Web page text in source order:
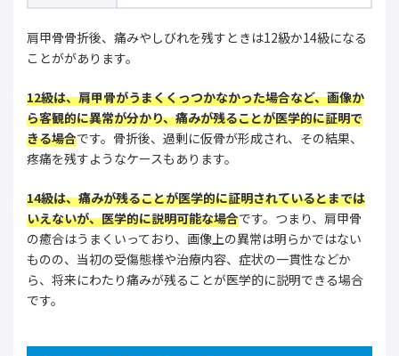
肩甲骨骨折後、痛みやしびれを残すときは12級か14級になる
ことががあります。
12級は、肩甲骨がうまくくっつかなかった場合など、画像か
ら客観的に異常が分かり、痛みが残ることが医学的に証明で
きる場合です。骨折後、過剰に仮骨が形成され、その結果、
疼痛を残すようなケースもあります。
14級は、痛みが残ることが医学的に証明されているとまでは
いえないが、医学的に説明可能な場合です。つまり、肩甲骨
の癒合はうまくいっており、画像上の異常は明らかではない
ものの、当初の受傷態様や治療内容、症状の一貫性などか
ら、将来にわたり痛みが残ることが医学的に説明できる場合
です。